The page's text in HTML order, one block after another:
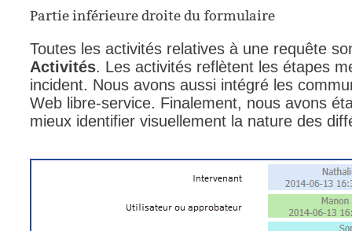
Partie inférieure droite du formulaire
Toutes les activités relatives à une requête
Activités. Les activités reflètent les étapes
incident. Nous avons aussi intégré les
Web libre-service. Finalement, nous avons
mieux identifier visuellement la nature des